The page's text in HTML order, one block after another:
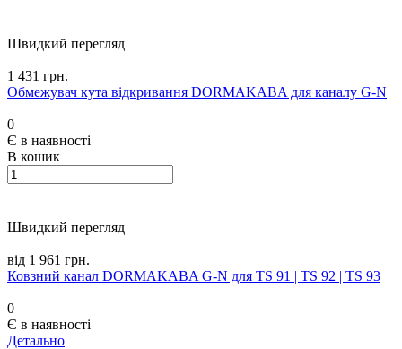
Швидкий перегляд
1 431 грн.
Обмежувач кута відкривання DORMAKABA для каналу G-N
0
Є в наявності
В кошик
Швидкий перегляд
від 1 961 грн.
Ковзний канал DORMAKABA G-N для TS 91 | TS 92 | TS 93
0
Є в наявності
Детально